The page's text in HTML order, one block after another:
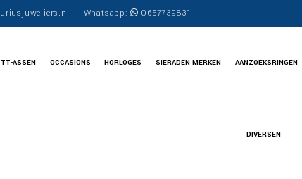
Whatsapp: 0657739831
TT-ASSEN OCCASIONS HORLOGES SIERADEN MERKEN AANZOEKSRINGEN
DIVERSEN